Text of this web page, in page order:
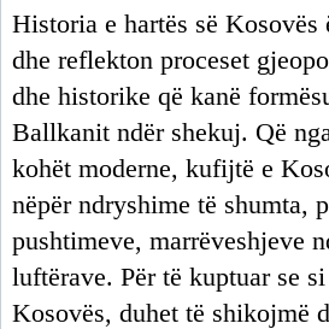
Historia e hartës së Kosovës
dhe reflekton proceset
dhe historike që kanë
Ballkanit ndër shekuj. Që
kohët moderne, kufijtë e
nëpër ndryshime të shumta,
pushtimeve, marrëveshjeve
luftërave. Për të kuptuar se
Kosovës, duhet të shikojmë